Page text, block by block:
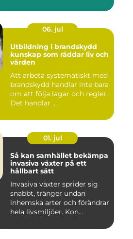
06. jul
Utbildning i brandskydd
kunskap som räddar liv och
värden
Att arbeta systematiskt med
brandskydd handlar inte bara
om att följa lagar och regler.
Det handlar ...
01. jul
Så kan samhället bekämpa
invasiva växter på ett
hållbart sätt
Invasiva växter sprider sig
snabbt, tränger undan
inhemska arter och förändrar
hela livsmiljöer. Kon...